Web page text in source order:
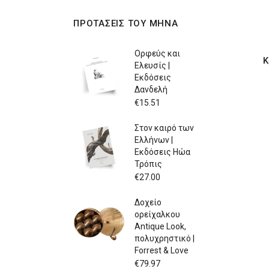
ΠΡΟΤΑΣΕΙΣ ΤΟΥ ΜΗΝΑ
Ορφεύς και
Ελευσίς |
Εκδόσεις
Δανδελή
€15.51
Στον καιρό των
Ελλήνων |
Εκδόσεις Ηώα
Τρόπις
€27.00
Δοχείο
ορείχαλκου
Antique Look,
πολυχρηστικό |
Forrest & Love
€79.97